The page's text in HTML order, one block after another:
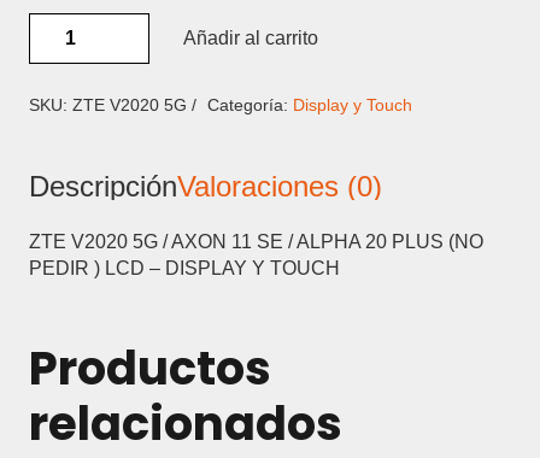
V2020
/
SE
ALPHA
20
Añadir al carrito
SKU: ZTE V2020 5G / Categoría: Display y Touch
DescripciónValoraciones (0)
ZTE V2020 5G / AXON 11 SE / ALPHA 20 PLUS (NO
PEDIR ) LCD – DISPLAY Y TOUCH
Productos
relacionados